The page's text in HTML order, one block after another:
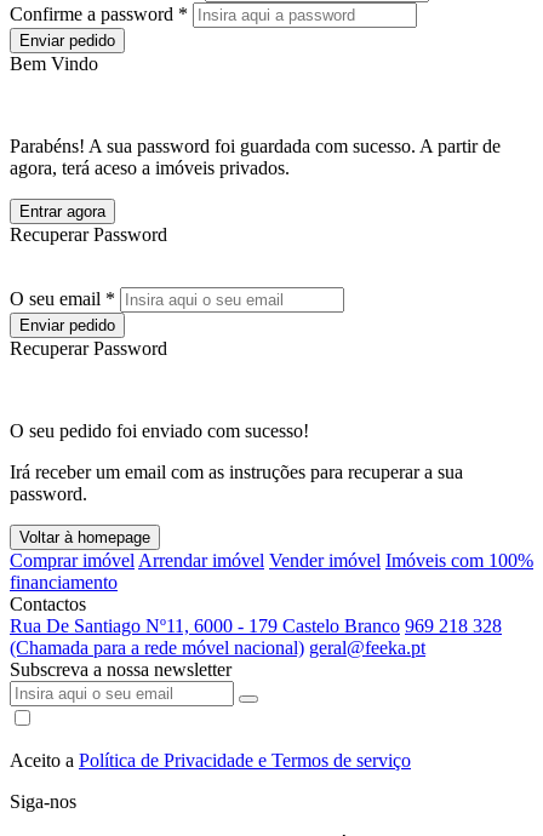
Confirme a password *
Enviar pedido
Bem Vindo
Parabéns! A sua password foi guardada com sucesso. A partir de
agora, terá aceso a imóveis privados.
Entrar agora
Recuperar Password
O seu email *
Enviar pedido
Recuperar Password
O seu pedido foi enviado com sucesso!
Irá receber um email com as instruções para recuperar a sua
password.
Voltar à homepage
Comprar imóvel Arrendar imóvel Vender imóvel Imóveis com 100%
financiamento
Contactos
Rua De Santiago Nº11, 6000 - 179 Castelo Branco 969 218 328
(Chamada para a rede móvel nacional) geral@feeka.pt
Subscreva a nossa newsletter
Aceito a Política de Privacidade e Termos de serviço
Siga-nos